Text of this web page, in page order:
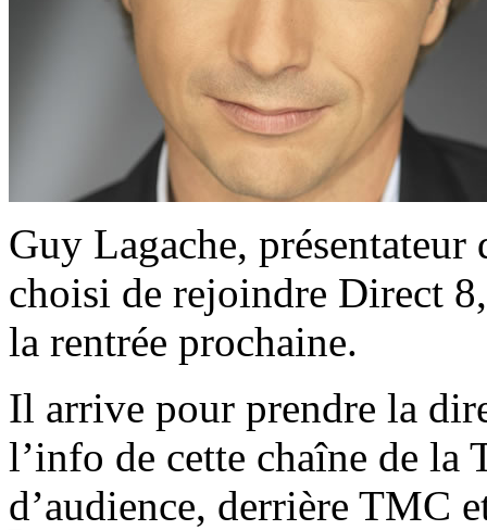
Guy Lagache,
choisi de rejoindre Direct
la rentrée prochaine.
Il arrive pour prendre la
l’info de cette chaîne de
d’audience, derrière TMC